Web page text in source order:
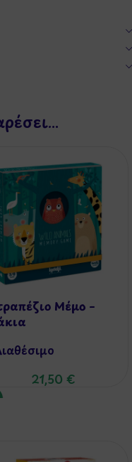
Μέμο –
21,50 €